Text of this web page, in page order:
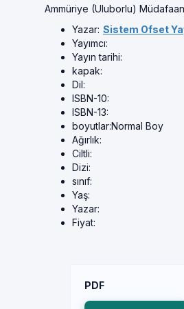
Ammüriye (Uluborlu)
Yazar: Sistem Ofset
Yayımcı:
Yayın tarihi:
kapak:
Dil:
ISBN-10:
ISBN-13:
boyutlar:Normal Boy
Ağırlık:
Ciltli:
Dizi:
sınıf:
Yaş:
Yazar:
Fiyat:
PDF